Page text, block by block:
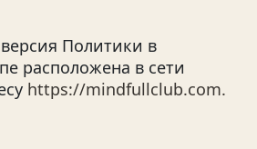
Политики в
расположена в сети
https://mindfullclub.com.